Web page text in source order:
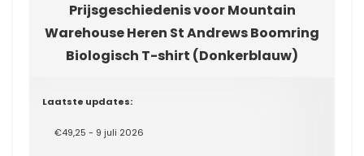
Prijsgeschiedenis voor Mountain
Warehouse Heren St Andrews Boomring
Biologisch T-shirt (Donkerblauw)
Laatste updates:
€49,25 - 9 juli 2026